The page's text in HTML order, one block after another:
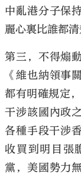
中亂港分子保
麗心裏比誰都清
第三，不得煽
《維也納領事
都有明確規定
干涉該國內政
各種手段干涉
收買到明目張
黨，美國勢力